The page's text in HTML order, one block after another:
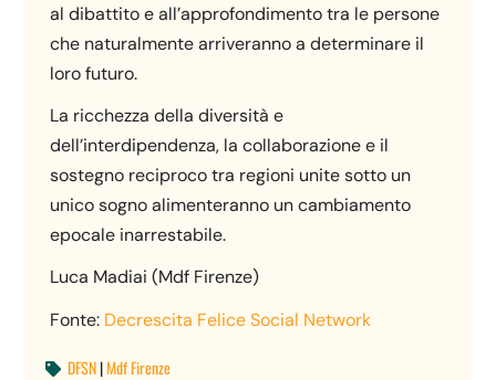
al dibattito e all’approfondimento tra le persone
che naturalmente arriveranno a determinare il
loro futuro.
La ricchezza della diversità e
dell’interdipendenza, la collaborazione e il
sostegno reciproco tra regioni unite sotto un
unico sogno alimenteranno un cambiamento
epocale inarrestabile.
Luca Madiai (Mdf Firenze)
Fonte: Decrescita Felice Social Network
 DFSN|Mdf Firenze